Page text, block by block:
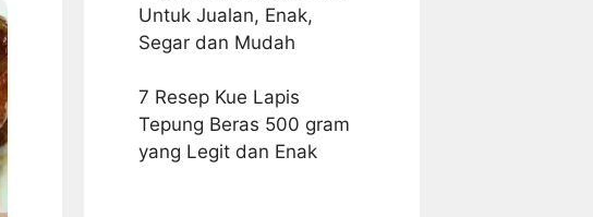
Untuk Jualan, Enak,
Segar dan Mudah
7 Resep Kue Lapis
Tepung Beras 500 gram
yang Legit dan Enak